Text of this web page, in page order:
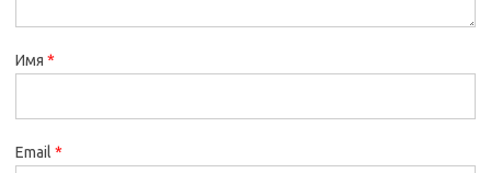
Имя *
Email *